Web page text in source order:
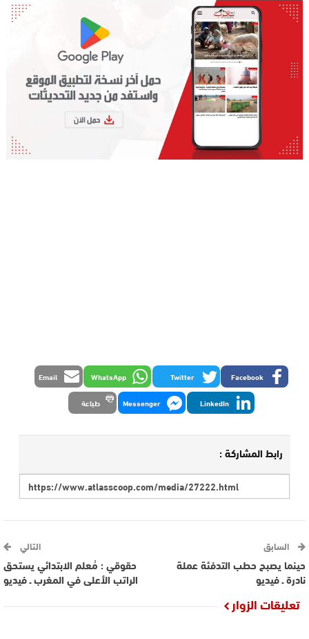
Facebook
Twitter
WhatsApp
Email
LinkedIn
Messenger طباعة
رابط المشاركة :
السابق
حينما يصبح حطب التدفئة عملة
نادرة ـ فيديو
التالي
حقوقي : مُعلم الابتدائي يستحق
الراتب الأعلى في المغرب ـ فيديو
تعليقات الزوار